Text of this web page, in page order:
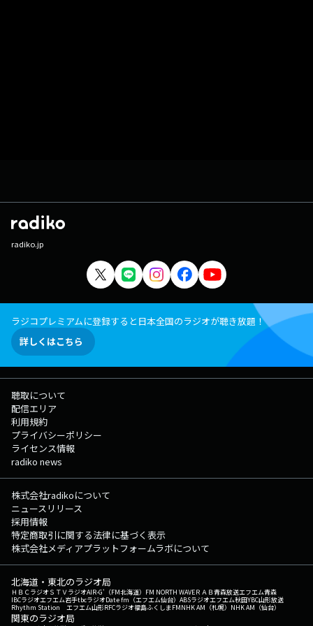
radiko.jp
ラジコプレミアムに登録すると日本全国のラジオが聴き放題！
詳しくはこちら
聴取について
配信エリア
利用規約
プライバシーポリシー
ライセンス情報
radiko news
株式会社radikoについて
ニュースリリース
採用情報
特定商取引に関する法律に基づく表示
株式会社メディアプラットフォームラボについて
北海道・東北のラジオ局
ＨＢＣラジオＳＴＶラジオAIR-G'（FM北海道） FM NORTH WAVEＲＡＢ青森放送エフエム青森
IBCラジオエフエム岩手tbcラジオDate fm（エフエム仙台） ABSラジオエフエム秋田YBC山形放送
Rhythm Station エフエム山形RFCラジオ福島ふくしまFMNHK AM（札幌） NHK AM（仙台）
関東のラジオ局